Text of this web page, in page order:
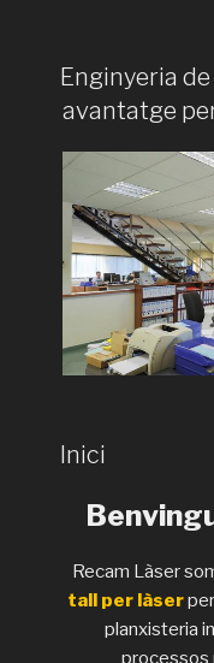
Enginyeria
avantatge
Inici
Recam Làser
tall per làser
planxisteria
processos